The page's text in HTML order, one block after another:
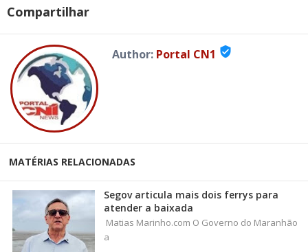
Compartilhar
Author: Portal CN1 verified_user
MATÉRIAS RELACIONADAS
Segov articula mais dois ferrys para
atender a baixada
Matias Marinho.com O Governo do Maranhão
a